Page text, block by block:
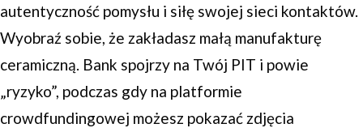
autentyczność pomysłu i siłę swojej sieci kontaktów.
Wyobraź sobie, że zakładasz małą manufakturę
ceramiczną. Bank spojrzy na Twój PIT i powie
„ryzyko”, podczas gdy na platformie
crowdfundingowej możesz pokazać zdjęcia